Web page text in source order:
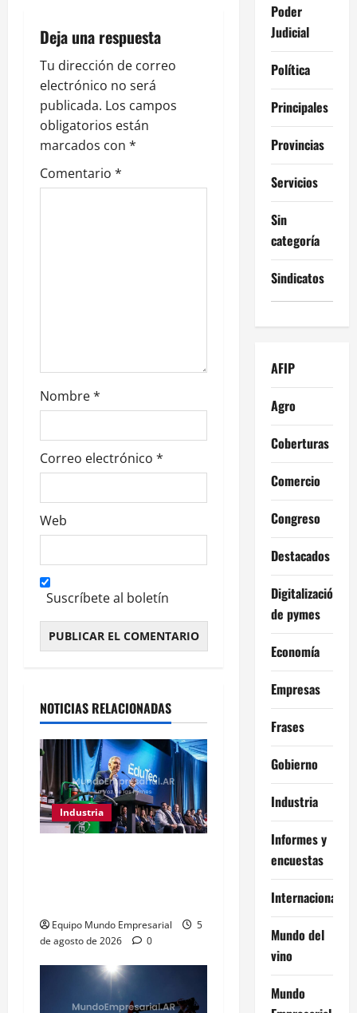
ó
n
d
e
e
n
a
s
Deja una respuesta
Tu dirección de correo
electrónico no será
publicada. Los campos
obligatorios están
marcados con *
Comentario *
Nombre*
Correo electrónico *
Web
Suscríbete al boletín
NOTICIAS RELACIONADAS
Industria
Equipo Mundo Empresarial
5
de agosto de 2026
0
Poder
Judicial
Política
Principales
Provincias
Servicios
Sin
categoría
Sindicatos
AFIP
Agro
Coberturas
Comercio
Congreso
Destacados
Digitalización
de pymes
Economía
Empresas
Frases
Gobierno
Industria
Informes y
encuestas
Internacional
Mundo del
vino
Mundo